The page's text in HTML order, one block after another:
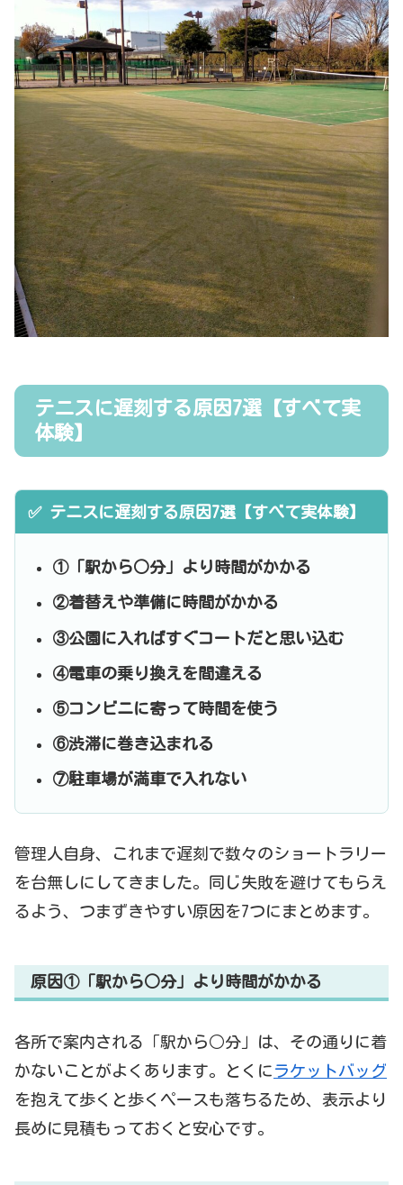
テニスに遅刻する原因7選【すべて実
体験】
✅ テニスに遅刻する原因7選【すべて実体験】
①「駅から○分」より時間がかかる
②着替えや準備に時間がかかる
③公園に入ればすぐコートだと思い込む
④電車の乗り換えを間違える
⑤コンビニに寄って時間を使う
⑥渋滞に巻き込まれる
⑦駐車場が満車で入れない
管理人自身、これまで遅刻で数々のショートラリー
を台無しにしてきました。同じ失敗を避けてもらえ
るよう、つまずきやすい原因を7つにまとめます。
原因①「駅から○分」より時間がかかる
各所で案内される「駅から○分」は、その通りに着
かないことがよくあります。とくに ラケットバッグ
を抱えて歩くと歩くペースも落ちるため、表示より
長めに見積もっておくと安心です。